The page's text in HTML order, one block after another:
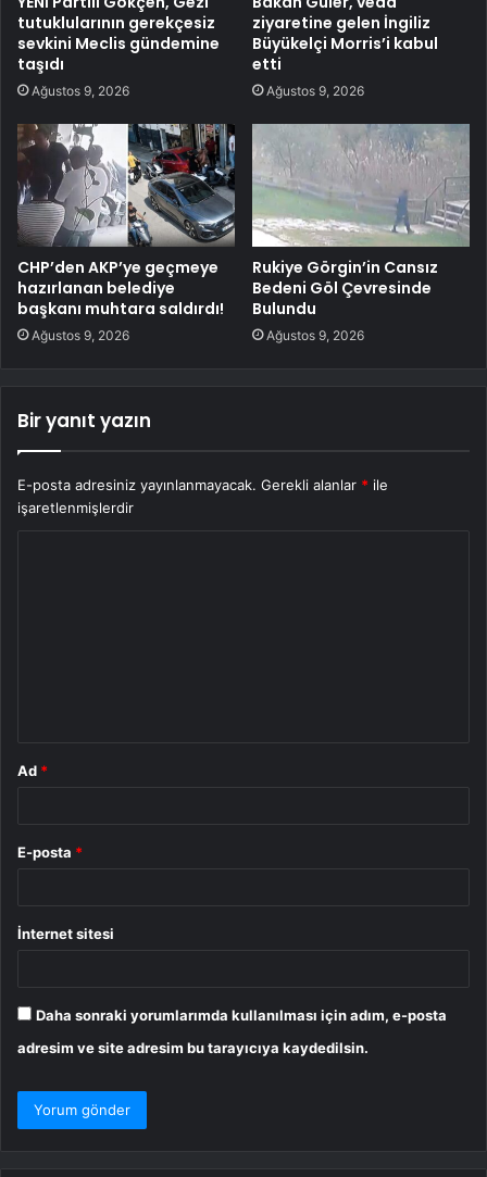
tutuklularının gerekçesiz
sevkini Meclis gündemine
taşıdı
Ağustos 9, 2026
ziyaretine gelen İngiliz
Büyükelçi Morris’i kabul
etti
Ağustos 9, 2026
CHP’den AKP’ye geçmeye
hazırlanan belediye
başkanı muhtara saldırdı!
Ağustos 9, 2026
Rukiye Görgin’in Cansız
Bedeni Göl Çevresinde
Bulundu
Ağustos 9, 2026
Bir yanıt yazın
E-posta adresiniz yayınlanmayacak. Gerekli alanlar * ile
işaretlenmişlerdir
Ad *
E-posta *
İnternet sitesi
Daha sonraki yorumlarımda kullanılması için adım, e-posta
adresim ve site adresim bu tarayıcıya kaydedilsin.